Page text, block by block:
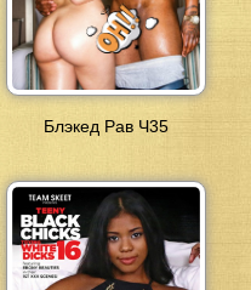
Блэкед Рав Ч35